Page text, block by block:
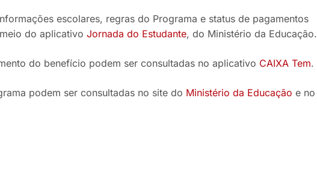
escolares, regras do Programa e status de pagamentos
do aplicativo Jornada do Estudante, do Ministério da Educação.
do benefício podem ser consultadas no aplicativo CAIXA Tem.
podem ser consultadas no site do Ministério da Educação e no